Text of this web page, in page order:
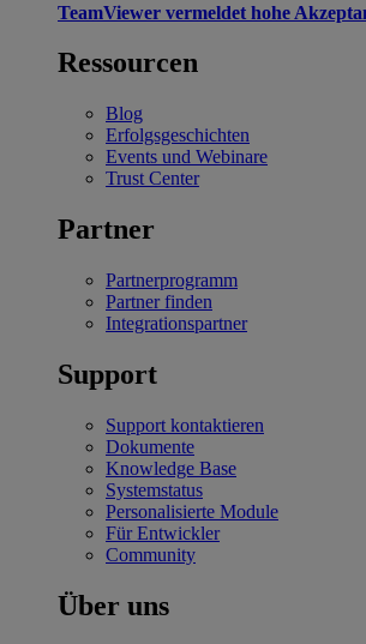
TeamViewer vermeldet hohe
Ressourcen
Blog
Erfolgsgeschichten
Events und Webinare
Trust Center
Partner
Partnerprogramm
Partner finden
Integrationspartner
Support
Support kontaktieren
Dokumente
Knowledge Base
Systemstatus
Personalisierte Module
Für Entwickler
Community
Über uns